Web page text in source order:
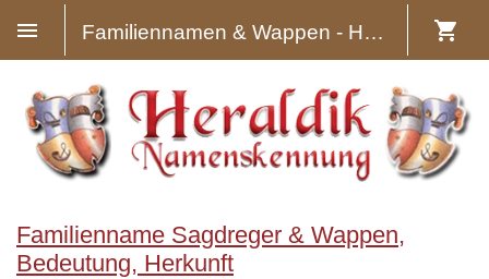
Familiennamen & Wappen - Heraldik
Familienname Sagdreger & Wappen,
Bedeutung, Herkunft